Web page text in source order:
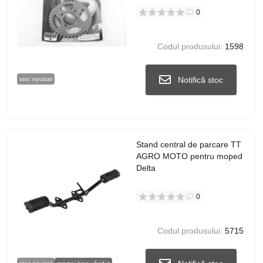
stoc epuizat
0
Codul produsului: 1598
Notifică stoc
Stand central de parcare TT
AGRO MOTO pentru moped
Delta
0
Codul produsului: 5715